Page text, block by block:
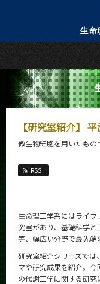
生命
【研究室紹介】
微生物細胞を用いたも
RSS
生命理工学系にはライ
究室があり、基礎科学
等、幅広い分野で最先端
研究室紹介シリーズでは
マや研究成果を紹介。
の代謝工学に関する研究
日本語
トップページ
Top Page
生命理工学系につ
About Us
教育
Education
教員・研究室
Faculty and
入学案内
Admissions
生命理工学系 News
News